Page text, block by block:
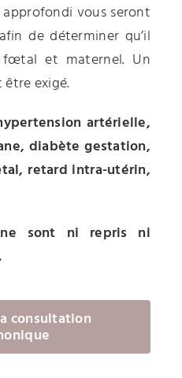
vous seront
de déterminer qu’il
fœtal et maternel. Un
exigé.
artérielle,
diabète gestation,
retard intra-utérin,
ne sont ni repris ni
consultation